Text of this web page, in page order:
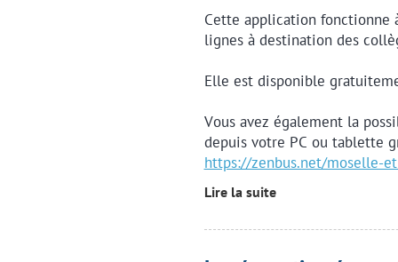
Cette application fonctionne
lignes à destination des
Elle est disponible
Vous avez également la
depuis votre PC ou tablette
https://zenbus.net/moselle-
Lire la suite